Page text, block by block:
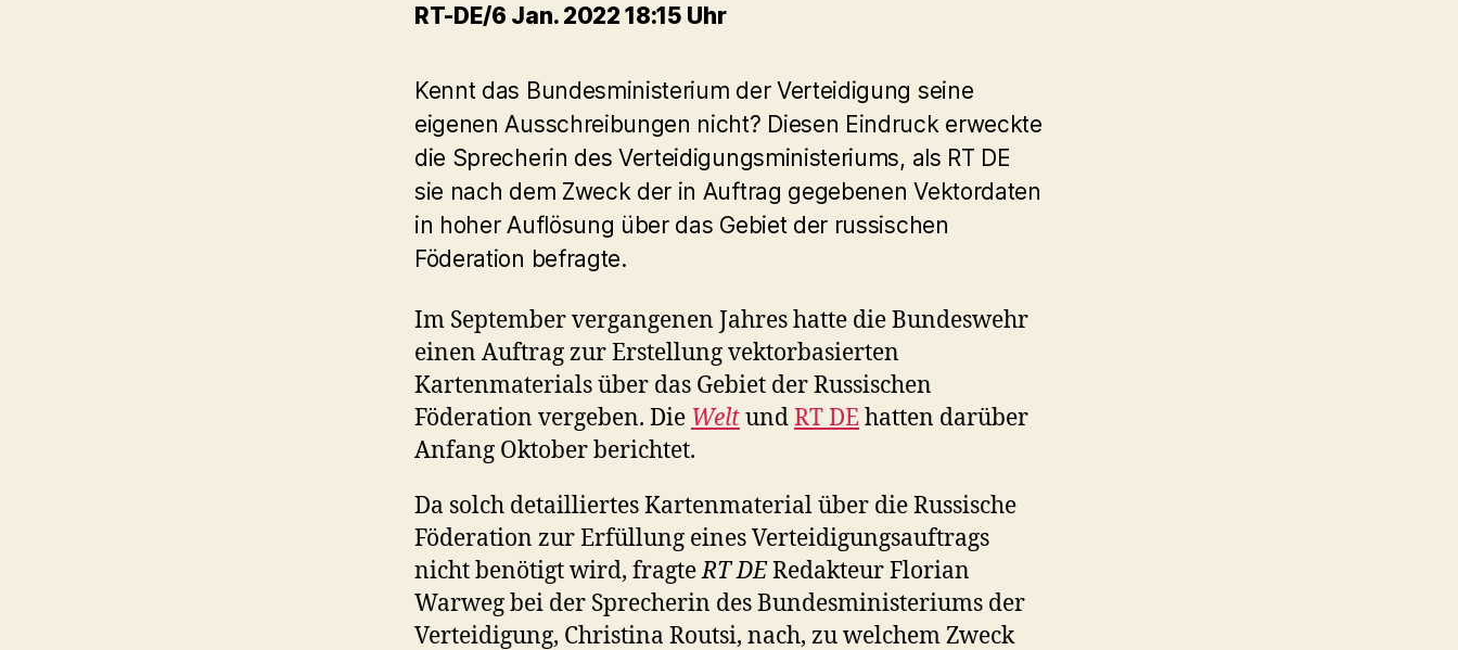
RT-DE/6 Jan. 2022 18:15 Uhr
Kennt das Bundesministerium der Verteidigung seine
eigenen Ausschreibungen nicht? Diesen Eindruck erweckte
die Sprecherin des Verteidigungsministeriums, als RT DE
sie nach dem Zweck der in Auftrag gegebenen Vektordaten
in hoher Auflösung über das Gebiet der russischen
Föderation befragte.
Im September vergangenen Jahres hatte die Bundeswehr
einen Auftrag zur Erstellung vektorbasierten
Kartenmaterials über das Gebiet der Russischen
Föderation vergeben. Die WeltundRT DEhatten darüber
Anfang Oktober berichtet.
Da solch detailliertes Kartenmaterial über die Russische
Föderation zur Erfüllung eines Verteidigungsauftrags
nicht benötigt wird, fragteRT DERedakteur Florian
Warweg bei der Sprecherin des Bundesministeriums der
Verteidigung, Christina Routsi, nach, zu welchem Zweck